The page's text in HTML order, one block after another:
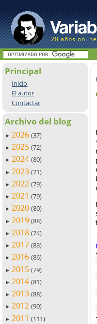
20 años online
Principal
Inicio
El autor
Contactar
Archivo del blog
► 2026 (37)
► 2025 (72)
► 2024 (80)
► 2023 (71)
► 2022 (79)
► 2021 (79)
► 2020 (80)
► 2019 (88)
► 2018 (74)
► 2017 (83)
► 2016 (86)
► 2015 (79)
► 2014 (81)
► 2013 (88)
► 2012 (90)
► 2011 (111)